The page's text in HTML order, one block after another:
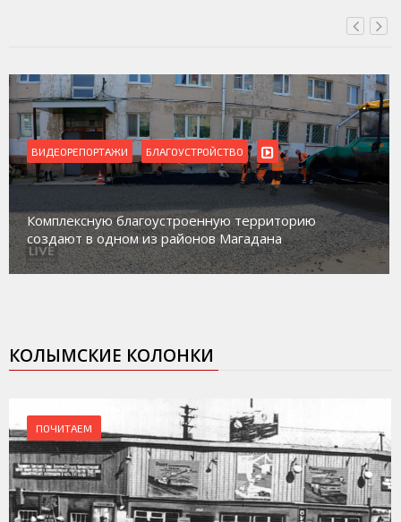
ВИДЕОРЕПОРТАЖИ
Магадан присоединился к пилотному проекту по
работе с несовершеннолетними из групп
социального риска «Переправа»
КОЛЫМСКИЕ КОЛОНКИ
ПОЧИТАЕМ